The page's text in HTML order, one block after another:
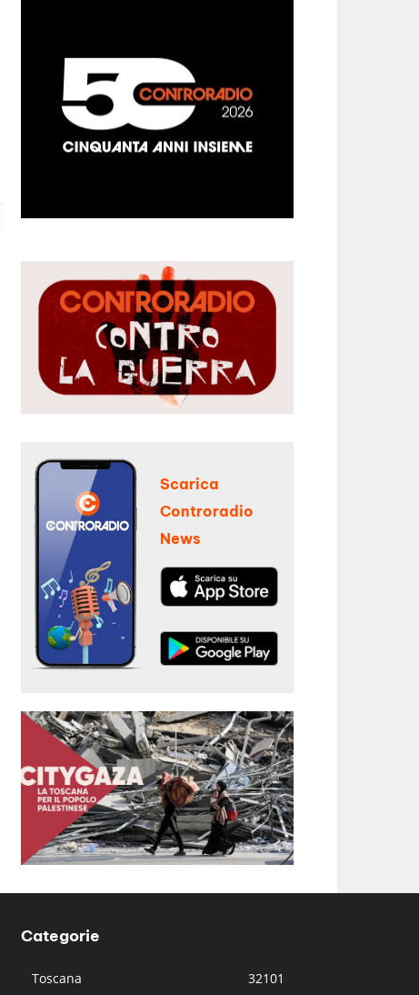
Scarica
Controradio
News
Categorie
Toscana
32101